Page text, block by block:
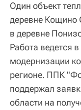
Один объект
деревне Кощино
в деревне
Работа ведется
модернизации
регионе. ППК
поддержал
области на